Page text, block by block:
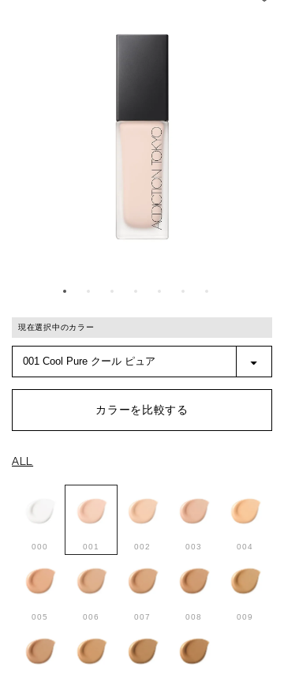
現在選択中のカラー
カラーを比較する
ALL
000 001 002 003 004
005 006 007 008 009